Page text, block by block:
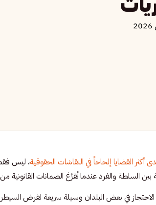
أكثر القضايا إلحاحاً في النقاشات الحقوقية، ليس
السلطة والفرد عندما تُفرَّغ الضمانات القانونية
الاحتجاز في بعض البلدان وسيلة سريعة لفرض